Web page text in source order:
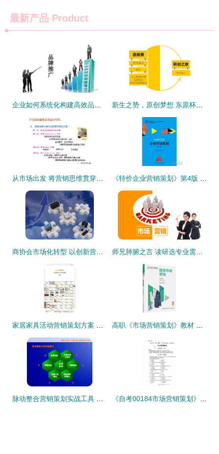
最新产品 Product
企业如何系统化构建高效品牌营销策划体系 新生之势，原创梦想 东原杯地产行业训练营，点燃未来营销精英的火种
从市场出发 将营销思维贯穿于新产品开发与战略规划的全过程 《特价企业营销策划》第4版 21世纪市场营销教育的核心教材
商协会市场化转型 以创新营销策划驱动组织新生 师兄肺腑之言 读研选专业需擦亮眼，市场营销策划专业三大谨慎理由
家居家具活动营销策划方案 从策略到执行的全面指南 高职《市场营销策划》教材 从理论到实践的桥梁
脉动整合营销策划实战工具 驱动品牌增长的立体化作战蓝图 《自考00184市场营销策划》2019年4月真题解析与核心知识点梳理